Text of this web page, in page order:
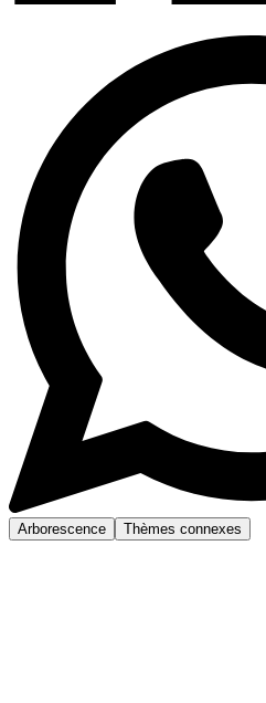
Arborescence Thèmes connexes